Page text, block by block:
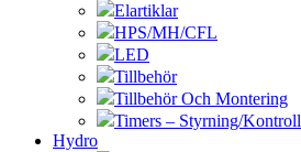
Elartiklar
HPS/MH/CFL
LED
Tillbehör
Tillbehör Och Montering
Timers – Styrning/Kontroll
Hydro